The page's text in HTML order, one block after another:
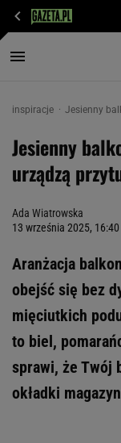
inspiracje Jesienny
Jesienny
urządzą
Ada Wiatrowska
13 września 2025, 16:40
Aranżacja
obejść się bez
mięciutkich
to biel,
sprawi, że Twój
okładki